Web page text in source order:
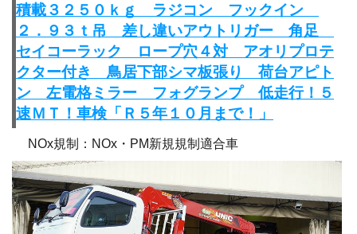
積載３２５０ｋｇ ラジコン フックイン
２．９３ｔ吊 差し違いアウトリガー 角足
セイコーラック ロープ穴４対 アオリプロテ
クター付き 鳥居下部シマ板張り 荷台アピト
ン 左電格ミラー フォグランプ 低走行！５
速ＭＴ！車検「Ｒ５年１０月まで！」
NOx規制：NOx・PM新規規制適合車